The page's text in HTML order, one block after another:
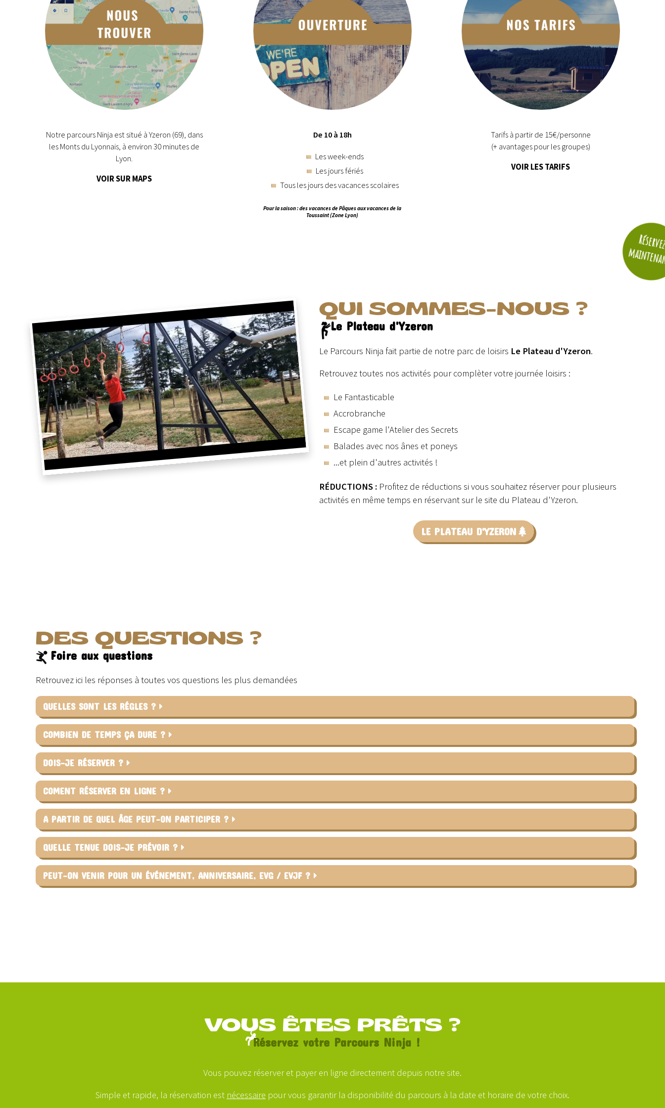
Notre parcours Ninja est situé à Yzeron (69), dans
les Monts du Lyonnais, à environ 30 minutes de
Lyon.
VOIR SUR MAPS
De 10 à 18h
Les week-ends
Les jours fériés
Tous les jours des vacances scolaires
Pour la saison : des vacances de Pâques aux vacances de la
Toussaint (Zone Lyon)
Tarifs à partir de 15€/personne
(+ avantages pour les groupes)
VOIR LES TARIFS
QUI SOMMES-NOUS ?
Le Plateau d'Yzeron
Le Parcours Ninja fait partie de notre parc de loisirs Le Plateau d'Yzeron.
Retrouvez toutes nos activités pour complèter votre journée loisirs :
Le Fantasticable
Accrobranche
Escape game l'Atelier des Secrets
Balades avec nos ânes et poneys
...et plein d'autres activités !
RÉDUCTIONS : Profitez de réductions si vous souhaitez réserver pour plusieurs
activités en même temps en réservant sur le site du Plateau d'Yzeron.
LE PLATEAU D'YZERON
DES QUESTIONS ?
Foire aux questions
Retrouvez ici les réponses à toutes vos questions les plus demandées
QUELLES SONT LES RÉGLES ?
COMBIEN DE TEMPS ÇA DURE ?
DOIS-JE RÉSERVER ?
COMENT RÉSERVER EN LIGNE ?
A PARTIR DE QUEL ÂGE PEUT-ON PARTICIPER ?
QUELLE TENUE DOIS-JE PRÉVOIR ?
PEUT-ON VENIR POUR UN ÉVÉNEMENT, ANNIVERSAIRE, EVG / EVJF ?
VOUS ÊTES PRÊTS ?
Réservez votre Parcours Ninja !
Vous pouvez réserver et payer en ligne directement depuis notre site.
Simple et rapide, la réservation est nécessaire pour vous garantir la disponibilité du parcours à la date et horaire de votre choix.